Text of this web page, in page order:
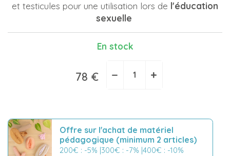
et testicules pour une utilisation lors de l'éducation
sexuelle
En stock
78 € − +
Offre sur l'achat de matériel
pédagogique (minimum 2 articles)
200€ : -5% |300€ : -7% |400€ : -10%